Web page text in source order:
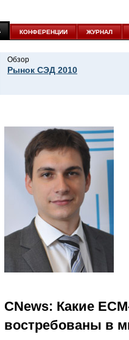
КОНФЕРЕНЦИИ ЖУРНАЛ
Обзор
Рынок СЭД 2010
CNews: Какие
востребованы в